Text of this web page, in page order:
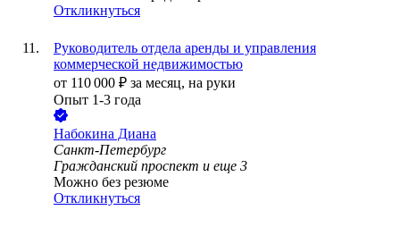
Откликнуться
Руководитель отдела аренды и управления
коммерческой недвижимостью
от 110 000 ₽ за месяц, на руки
Опыт 1-3 года
Набокина Диана
Санкт-Петербург
Гражданский проспект и еще 3
Можно без резюме
Откликнуться